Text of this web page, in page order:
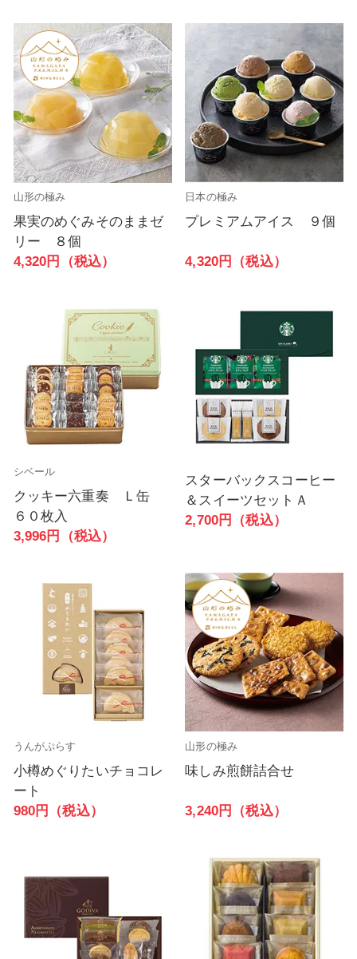
山形の極み
果実のめぐみそのままゼ
リー ８個
4,320円（税込）
日本の極み
プレミアムアイス ９個
4,320円（税込）
シベール
クッキー六重奏 Ｌ缶
６０枚入
3,996円（税込）
スターバックスコーヒー
＆スイーツセットＡ
2,700円（税込）
うんがぷらす
小樽めぐりたいチョコレ
ート
980円（税込）
山形の極み
味しみ煎餅詰合せ
3,240円（税込）